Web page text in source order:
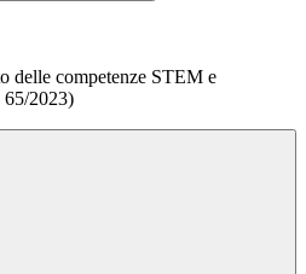
delle competenze STEM e
2023)